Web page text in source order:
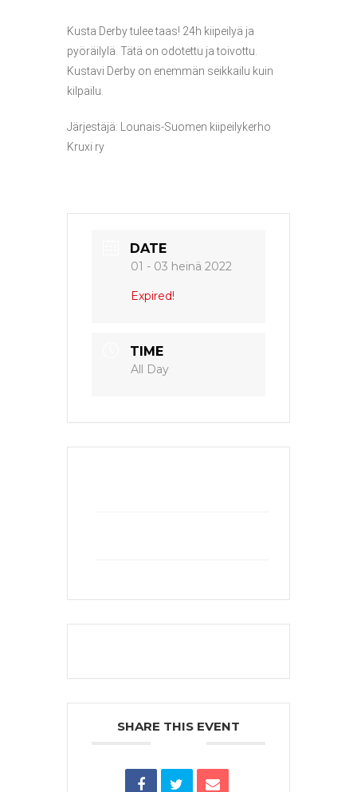
Kusta Derby tulee taas! 24h kiipeilyä ja
pyöräilylä. Tätä on odotettu ja toivottu.
Kustavi Derby on enemmän seikkailu kuin
kilpailu.
Järjestäjä: Lounais-Suomen kiipeilykerho
Kruxi ry
DATE
01 - 03 heinä 2022
Expired!
TIME
All Day
SHARE THIS EVENT